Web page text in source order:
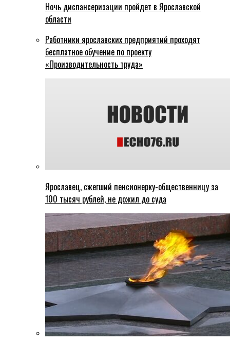
Ночь диспансеризации пройдет в Ярославской
области
Работники ярославских предприятий проходят
бесплатное обучение по проекту
«Производительность труда»
Ярославец, сжегший пенсионерку-общественницу за
100 тысяч рублей, не дожил до суда